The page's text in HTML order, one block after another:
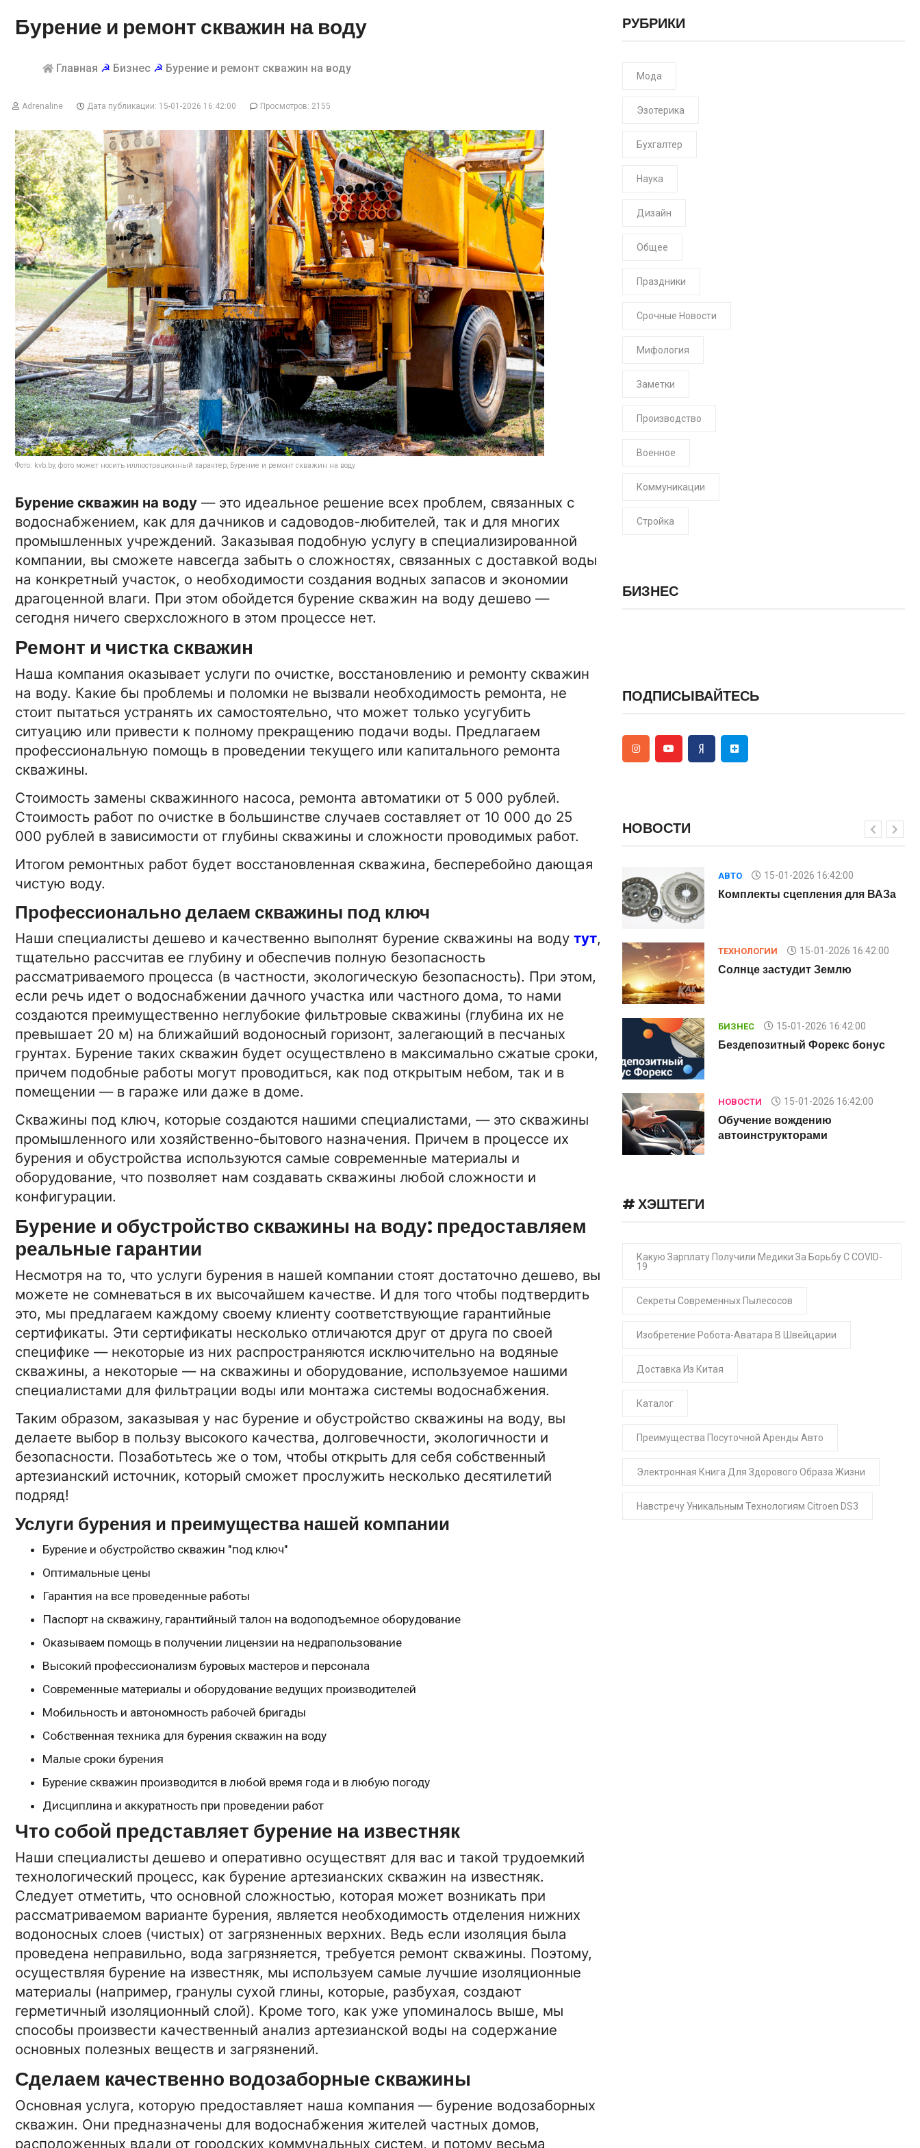
Бурение и ремонт скважин на воду
Главная ☭ Бизнес ☭ Бурение и ремонт скважин на воду
Adrenaline Дата публикации: 15-01-2026 16:42:00 Просмотров: 2155
Фото: kvb.by, фото может носить иллюстрационный характер, Бурение и ремонт скважин на воду
Бурение скважин на воду — это идеальное решение всех проблем, связанных с
водоснабжением, как для дачников и садоводов-любителей, так и для многих
промышленных учреждений. Заказывая подобную услугу в специализированной
компании, вы сможете навсегда забыть о сложностях, связанных с доставкой воды
на конкретный участок, о необходимости создания водных запасов и экономии
драгоценной влаги. При этом обойдется бурение скважин на воду дешево —
сегодня ничего сверхсложного в этом процессе нет.
Ремонт и чистка скважин
Наша компания оказывает услуги по очистке, восстановлению и ремонту скважин
на воду. Какие бы проблемы и поломки не вызвали необходимость ремонта, не
стоит пытаться устранять их самостоятельно, что может только усугубить
ситуацию или привести к полному прекращению подачи воды. Предлагаем
профессиональную помощь в проведении текущего или капитального ремонта
скважины.
Стоимость замены скважинного насоса, ремонта автоматики от 5 000 рублей.
Стоимость работ по очистке в большинстве случаев составляет от 10 000 до 25
000 рублей в зависимости от глубины скважины и сложности проводимых работ.
Итогом ремонтных работ будет восстановленная скважина, бесперебойно дающая
чистую воду.
Профессионально делаем скважины под ключ
Наши специалисты дешево и качественно выполнят бурение скважины на воду тут,
тщательно рассчитав ее глубину и обеспечив полную безопасность
рассматриваемого процесса (в частности, экологическую безопасность). При этом,
если речь идет о водоснабжении дачного участка или частного дома, то нами
создаются преимущественно неглубокие фильтровые скважины (глубина их не
превышает 20 м) на ближайший водоносный горизонт, залегающий в песчаных
грунтах. Бурение таких скважин будет осуществлено в максимально сжатые сроки,
причем подобные работы могут проводиться, как под открытым небом, так и в
помещении — в гараже или даже в доме.
Скважины под ключ, которые создаются нашими специалистами, — это скважины
промышленного или хозяйственно-бытового назначения. Причем в процессе их
бурения и обустройства используются самые современные материалы и
оборудование, что позволяет нам создавать скважины любой сложности и
конфигурации.
Бурение и обустройство скважины на воду: предоставляем
реальные гарантии
Несмотря на то, что услуги бурения в нашей компании стоят достаточно дешево, вы
можете не сомневаться в их высочайшем качестве. И для того чтобы подтвердить
это, мы предлагаем каждому своему клиенту соответствующие гарантийные
сертификаты. Эти сертификаты несколько отличаются друг от друга по своей
специфике — некоторые из них распространяются исключительно на водяные
скважины, а некоторые — на скважины и оборудование, используемое нашими
специалистами для фильтрации воды или монтажа системы водоснабжения.
Таким образом, заказывая у нас бурение и обустройство скважины на воду, вы
делаете выбор в пользу высокого качества, долговечности, экологичности и
безопасности. Позаботьтесь же о том, чтобы открыть для себя собственный
артезианский источник, который сможет прослужить несколько десятилетий
подряд!
Услуги бурения и преимущества нашей компании
Бурение и обустройство скважин "под ключ"
Оптимальные цены
Гарантия на все проведенные работы
Паспорт на скважину, гарантийный талон на водоподъемное оборудование
Оказываем помощь в получении лицензии на недрапользование
Высокий профессионализм буровых мастеров и персонала
Современные материалы и оборудование ведущих производителей
Мобильность и автономность рабочей бригады
Собственная техника для бурения скважин на воду
Малые сроки бурения
Бурение скважин производится в любой время года и в любую погоду
Дисциплина и аккуратность при проведении работ
Что собой представляет бурение на известняк
Наши специалисты дешево и оперативно осуществят для вас и такой трудоемкий
технологический процесс, как бурение артезианских скважин на известняк.
Следует отметить, что основной сложностью, которая может возникать при
рассматриваемом варианте бурения, является необходимость отделения нижних
водоносных слоев (чистых) от загрязненных верхних. Ведь если изоляция была
проведена неправильно, вода загрязняется, требуется ремонт скважины. Поэтому,
осуществляя бурение на известняк, мы используем самые лучшие изоляционные
материалы (например, гранулы сухой глины, которые, разбухая, создают
герметичный изоляционный слой). Кроме того, как уже упоминалось выше, мы
способы произвести качественный анализ артезианской воды на содержание
основных полезных веществ и загрязнений.
Сделаем качественно водозаборные скважины
Основная услуга, которую предоставляет наша компания — бурение водозаборных
скважин. Они предназначены для водоснабжения жителей частных домов,
расположенных вдали от городских коммунальных систем, и потому весьма
РУБРИКИ
Мода
Эзотерика
Бухгалтер
Наука
Дизайн
Общее
Праздники
Срочные Новости
Мифология
Заметки
Производство
Военное
Коммуникации
Стройка
БИЗНЕС
ПОДПИСЫВАЙТЕСЬ
НОВОСТИ
15-01-2026 16:42:00
ТЕХНОЛОГИИ 15-01-2026 16:42:00
Солнце застудит Землю
БИЗНЕС 15-01-2026 16:42:00
Бездепозитный Форекс бонус
15-01-2026 16:42:00
Обучение вождению
автоинструкторами
15-01-2026 16:42:00
Солнце застудит Землю
Бездепозитный Форекс бонус
Обучение вождению
автоинструкторами
АВТО 15-01-2026 16:42:00
Комплекты сцепления для ВАЗа
ТЕХНОЛОГИИ 15-01-2026 16:42:00
Солнце застудит Землю
БИЗНЕС 15-01-2026 16:42:00
Бездепозитный Форекс бонус
НОВОСТИ 15-01-2026 16:42:00
Обучение вождению
автоинструкторами
# ХЭШТЕГИ
Какую Зарплату Получили Медики За Борьбу С COVID-
19
Секреты Современных Пылесосов
Изобретение Робота-Аватара В Швейцарии
Доставка Из Китая
Каталог
Преимущества Посуточной Аренды Авто
Электронная Книга Для Здорового Образа Жизни
Навстречу Уникальным Технологиям Citroen DS3